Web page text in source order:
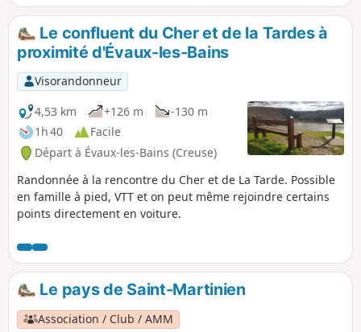
Le confluent du Cher et de la Tardes à
proximité d'Évaux-les-Bains
Visorandonneur
4,53 km
+126 m
-130 m
1h 40
Facile
Départ à Évaux-les-Bains (Creuse)
Randonnée à la rencontre du Cher et de La Tarde. Possible
en famille à pied, VTT et on peut même rejoindre certains
points directement en voiture.
Le pays de Saint-Martinien
Association / Club / AMM